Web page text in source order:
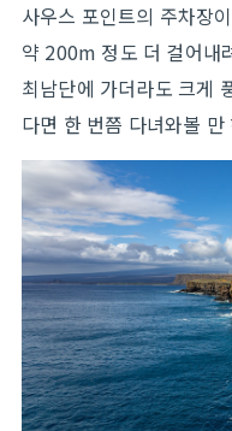
사우스 포인트의 주차장
약 200m 정도 더 걸어내
최남단에 가더라도 크게
다면 한 번쯤 다녀와볼 만